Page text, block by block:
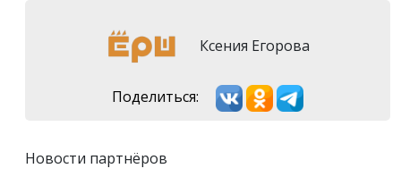
Ксения Егорова
Поделиться:
Новости партнёров